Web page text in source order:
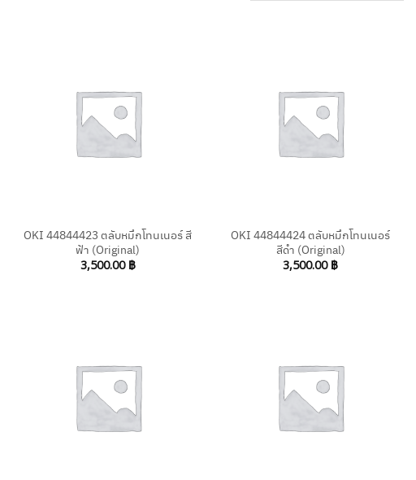
OKI 44844423 ตลับหมึกโทนเนอร์ สี
ฟ้า (Original)
3,500.00 ฿
OKI 44844424 ตลับหมึกโทนเนอร์
สีดำ (Original)
3,500.00 ฿